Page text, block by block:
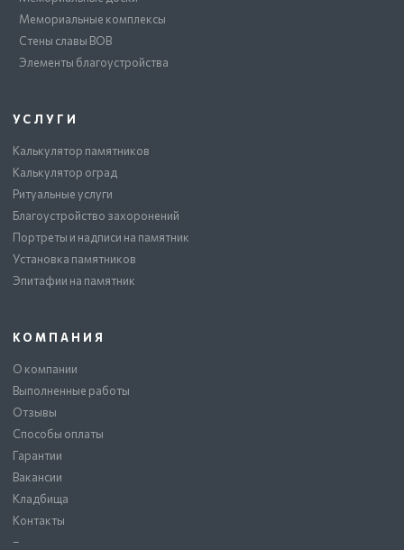
Мемориальные комплексы
Стены славы ВОВ
Элементы благоустройства
УСЛУГИ
Калькулятор памятников
Калькулятор оград
Ритуальные услуги
Благоустройство захоронений
Портреты и надписи на памятник
Установка памятников
Эпитафии на памятник
КОМПАНИЯ
О компании
Выполненные работы
Отзывы
Способы оплаты
Гарантии
Вакансии
Кладбища
Контакты
–